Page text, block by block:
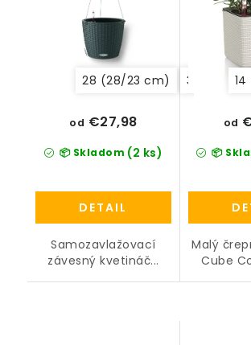
28 (28/23 cm) 35 (35/23
📦 Skladom (2 ks)
od €27,98
DETAIL
Samozavlažovací
závesný kvetináč...
14
📦
od
Malý
Cube